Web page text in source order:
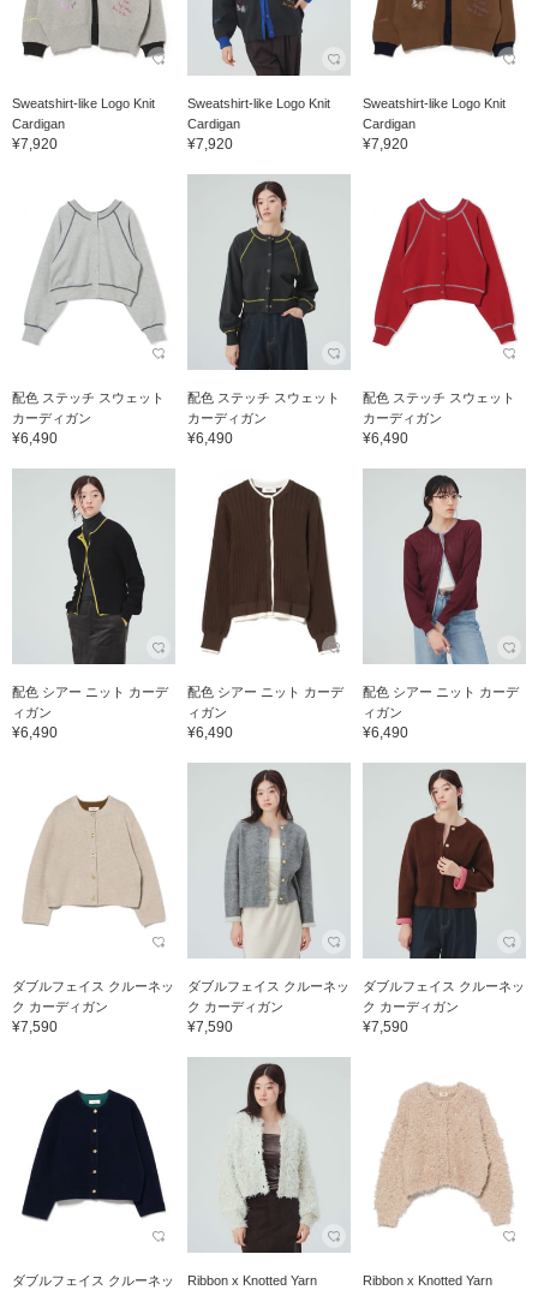
Sweatshirt-like Logo Knit
Cardigan
¥7,920
Sweatshirt-like Logo Knit
Cardigan
¥7,920
Sweatshirt-like Logo Knit
Cardigan
¥7,920
配色 ステッチ スウェット
カーディガン
¥6,490
配色 ステッチ スウェット
カーディガン
¥6,490
配色 ステッチ スウェット
カーディガン
¥6,490
配色 シアー ニット カーデ
ィガン
¥6,490
配色 シアー ニット カーデ
ィガン
¥6,490
配色 シアー ニット カーデ
ィガン
¥6,490
ダブルフェイス クルーネッ
ク カーディガン
¥7,590
ダブルフェイス クルーネッ
ク カーディガン
¥7,590
ダブルフェイス クルーネッ
ク カーディガン
¥7,590
ダブルフェイス クルーネッ
Ribbon x Knotted Yarn
Ribbon x Knotted Yarn